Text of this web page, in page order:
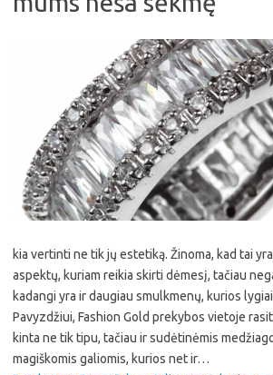
kia vertinti ne tik jų estetiką. Žinoma, kad tai
aspektų, kuriam reikia skirti dėmesį, tačiau
kadangi yra ir daugiau smulkmenų, kurios
Pavyzdžiui, Fashion Gold prekybos vietoje
kinta ne tik tipu, tačiau ir sudėtinėmis
magiškomis galiomis, kurios net ir…